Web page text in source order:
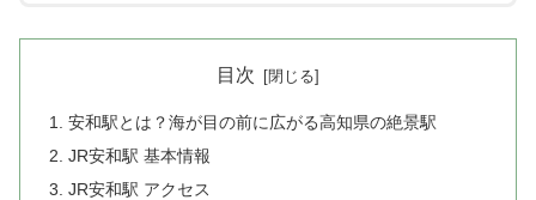
目次
安和駅とは？海が目の前に広がる高知県の絶景駅
JR安和駅 基本情報
JR安和駅 アクセス